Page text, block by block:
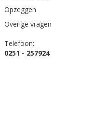
Opzeggen
Overige vragen
Telefoon:
0251 - 257924